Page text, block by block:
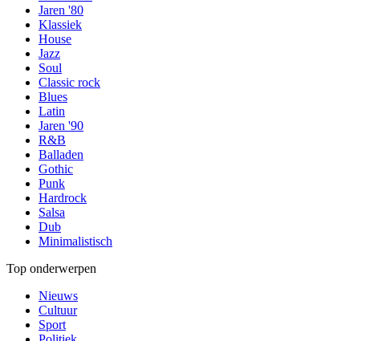
Jaren '80
Klassiek
House
Jazz
Soul
Classic rock
Blues
Latin
Jaren '90
R&B
Balladen
Gothic
Punk
Hardrock
Salsa
Dub
Minimalistisch
Top onderwerpen
Nieuws
Cultuur
Sport